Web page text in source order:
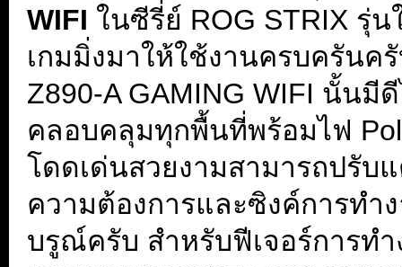
WIFI ในซีรี่ย์ ROG STRIX รุ่
เกมมิ่งมาให้ใช้งานครบครันค
Z890-A GAMING WIFI นั้น
คลอบคลุมทุกพื้นที่พร้อมไฟ
โดดเด่นสวยงามสามารถปรับ
ความต้องการและซิงค์การท
บรูณ์ครับ สำหรับฟีเจอร์การท